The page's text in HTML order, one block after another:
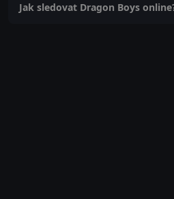
Jak sledovat Dragon Boys